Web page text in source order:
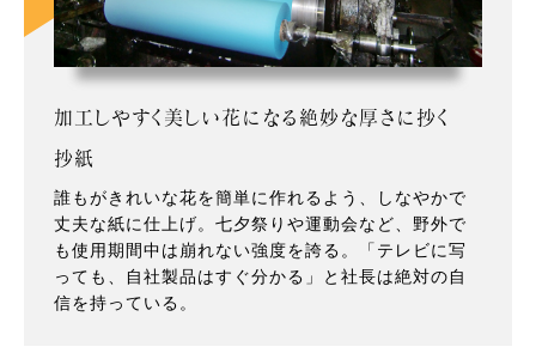
加工しやすく美しい花になる絶妙な厚さに抄く
抄紙
誰もがきれいな花を簡単に作れるよう、しなやかで
丈夫な紙に仕上げ。七夕祭りや運動会など、野外で
も使用期間中は崩れない強度を誇る。「テレビに写
っても、自社製品はすぐ分かる」と社長は絶対の自
信を持っている。